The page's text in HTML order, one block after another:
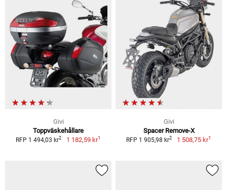
Givi
Toppväskehållare
RFP 1 494,03 kr2 1 182,59 kr1
Givi
Spacer Remove-X
RFP 1 905,98 kr2 1 508,75 kr1